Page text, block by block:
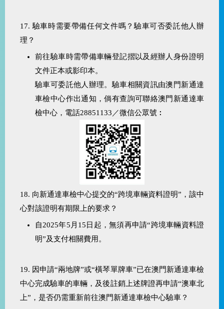
17. 驗車時需要帶備任何文件嗎？驗車可否委託他人辦
理？
前往驗車時需帶備車輛登記摺以及經辦人身份證明
文件正本或影印本。
驗車可委託他人辦理。驗車相關資訊由澳門新通達
車檢中心作出通知，倘有查詢可聯絡澳門新通達車
檢中心，電話28851133／微信公眾號︰
18. 向新通達車檢中心提交的“跨境車輛資料證明”，該中
心對該證明有期限上的要求？
自2025年5月15日起，無須再申請“跨境車輛資料證
明”及支付相關費用。
19. 因申請“兩地牌”或“橫琴單牌車”已在澳門新通達車檢
中心完成驗車的車輛，及後註銷上述牌證再申請“澳車北
上”，是否仍需重新前往澳門新通達車檢中心驗車？